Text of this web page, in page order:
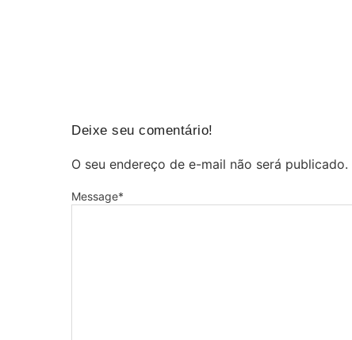
Deixe seu comentário!
O seu endereço de e-mail não será publicado.
Message*